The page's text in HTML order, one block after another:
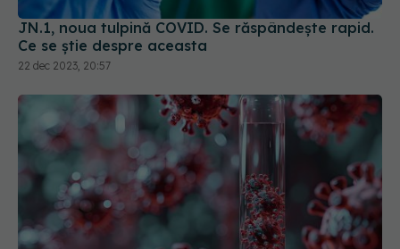
Structuri ciudate descoperite în sângele